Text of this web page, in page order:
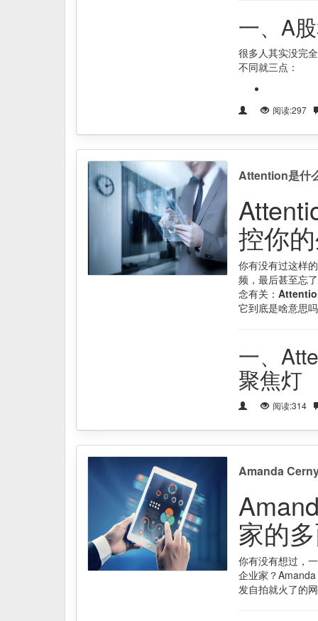
一、A
很多人其实没完
不同就三点：
阅读:297
Attention是什
控你
你有没有过这样
频，最后甚至忘
念有关：
它到底是啥意思
一、
聚焦灯
阅读:314
Amanda
家的
你有没有想过，
企业家？
发自拍就火了的